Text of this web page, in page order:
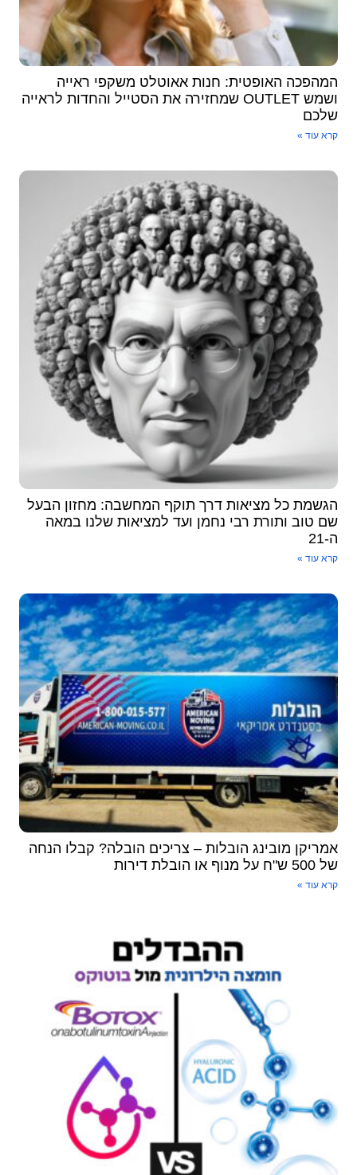
המהפכה האופטית: חנות אאוטלט משקפי ראייה
ושמש OUTLET שמחזירה את הסטייל והחדות לראייה
שלכם
קרא עוד »
הגשמת כל מציאות דרך תוקף המחשבה: מחזון הבעל
שם טוב ותורת רבי נחמן ועד למציאות שלנו במאה
ה-21
קרא עוד »
אמריקן מובינג הובלות – צריכים הובלה? קבלו הנחה
של 500 ש"ח על מנוף או הובלת דירות
קרא עוד »